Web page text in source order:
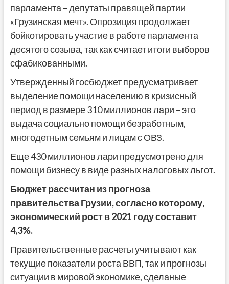
парламента – депутаты правящей партии
«Грузинская мечт». Опрозиция продолжает
бойкотировать участие в работе парламента
десятого созыва, так как считает итоги выборов
сфабикованными.
Утвержденный госбюджет предусматривает
выделение помощи населению в кризисный
период в размере 310 миллионов лари – это
выдача социально помощи безработным,
многодетным семьям и лицам с ОВЗ.
Еще 430 миллионов лари предусмотрено для
помощи бизнесу в виде разных налоговых льгот.
Бюджет рассчитан из прогноза
правительства Грузии, согласно которому,
экономический рост в 2021 году составит
4,3%.
Правительственные расчеты учитывают как
текущие показатели роста ВВП, так и прогнозы
ситуации в мировой экономике, сделаные